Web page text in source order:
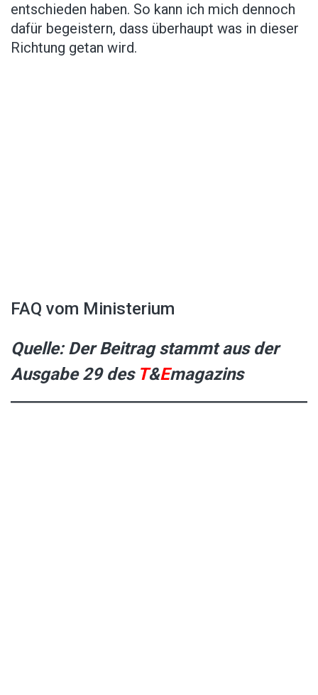
entschieden haben. So kann ich mich dennoch
dafür begeistern, dass überhaupt was in dieser
Richtung getan wird.
FAQ vom Ministerium
Quelle: Der Beitrag stammt aus der
Ausgabe 29 des T&Emagazins